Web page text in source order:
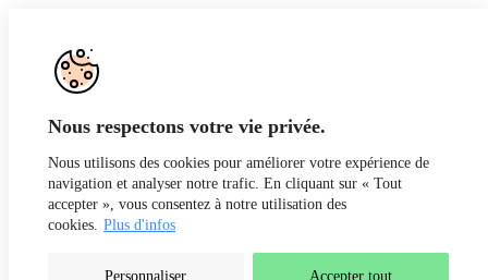
Nous respectons votre vie privée.
Nous utilisons des cookies pour améliorer votre expérience de
navigation et analyser notre trafic. En cliquant sur « Tout
accepter », vous consentez à notre utilisation des
cookies. Plus d'infos
Personnaliser Accepter tout